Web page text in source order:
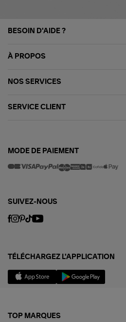
BESOIN D'AIDE ?
À PROPOS
NOS SERVICES
SERVICE CLIENT
MODE DE PAIEMENT
SUIVEZ-NOUS
TÉLÉCHARGEZ L'APPLICATION
TOP MARQUES